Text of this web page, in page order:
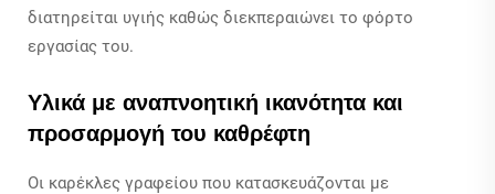
διατηρείται υγιής καθώς διεκπεραιώνει το φόρτο
εργασίας του.
Υλικά με αναπνοητική ικανότητα και
προσαρμογή του καθρέφτη
Οι καρέκλες γραφείου που κατασκευάζονται με